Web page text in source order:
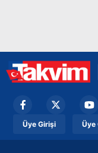
Üye Girişi Üye